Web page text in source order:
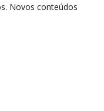
Novos conteúdos